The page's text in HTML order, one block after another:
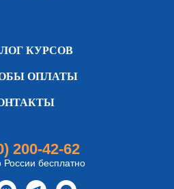
КУРСОВ
ОПЛАТЫ
200-42-62
России бесплатно